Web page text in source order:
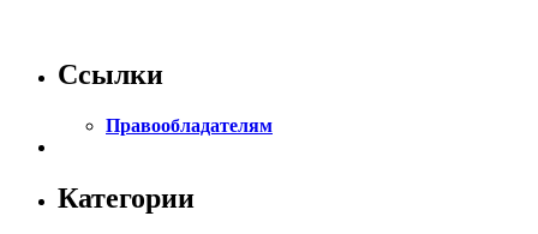
Ссылки
Правообладателям
Категории